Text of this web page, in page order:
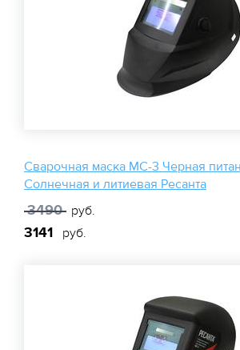
Сварочная маска МС-3 Черная
Солнечная и литиевая Ресанта
3490 руб.
3141 руб.